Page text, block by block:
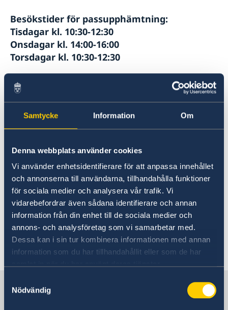
Samtycke Information Om
Denna webbplats använder cookies
Vi använder enhetsidentifierare för att anpassa innehållet
och annonserna till användarna, tillhandahålla funktioner
för sociala medier och analysera vår trafik. Vi
vidarebefordrar även sådana identifierare och annan
information från din enhet till de sociala medier och
annons- och analysföretag som vi samarbetar med.
Dessa kan i sin tur kombinera informationen med annan
information som du har tillhandahållit eller som de har
Nödvändig
Besökstider för passupphämtning:
Tisdagar kl. 10:30-12:30
Onsdagar kl. 14:00-16:00
Torsdagar kl. 10:30-12:30
Adress:
Embassy of Sweden
Floor 2
Pembroke Row, Dublin
D02 H008
Ambassaden finns på våning 2. Vänligen anmäl
er i receptionen på bottenplan. Medtag ID-
handling och pass ska tas med för makulering
när ny resehandling hämtas.
Senast uppdaterad 01 okt. 2025, 11.29
Sverige i Irland